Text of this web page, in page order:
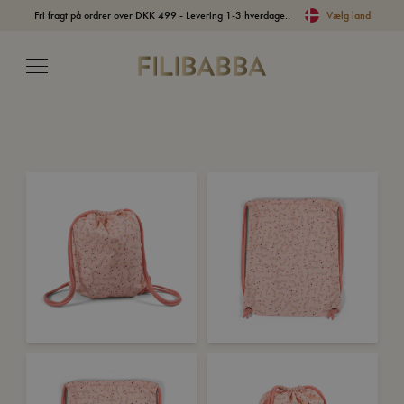
Fri fragt på ordrer over DKK 499 - Levering 1-3 hverdage.. Vælg land